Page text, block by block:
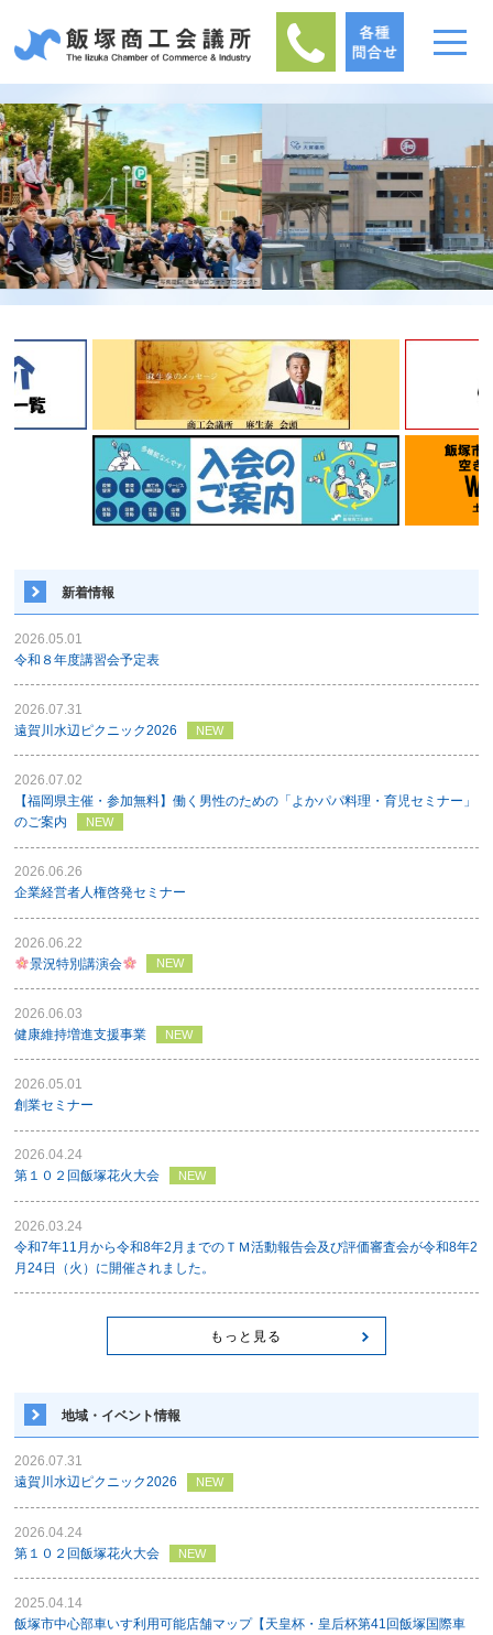
新着情報
2026.05.01
令和８年度講習会予定表
2026.07.31
遠賀川水辺ピクニック2026
NEW
2026.07.02
【福岡県主催・参加無料】働く男性のための「よかパパ料理・育児セミナー」
のご案内
NEW
2026.06.26
企業経営者人権啓発セミナー
2026.06.22
景況特別講演会
NEW
2026.06.03
健康維持増進支援事業
NEW
2026.05.01
創業セミナー
2026.04.24
第１０２回飯塚花火大会
NEW
2026.03.24
令和7年11月から令和8年2月までのＴＭ活動報告会及び評価審査会が令和8年2
月24日（火）に開催されました。
もっと見る
地域・イベント情報
2026.07.31
遠賀川水辺ピクニック2026
NEW
2026.04.24
第１０２回飯塚花火大会
NEW
2025.04.14
飯塚市中心部車いす利用可能店舗マップ【天皇杯・皇后杯第41回飯塚国際車